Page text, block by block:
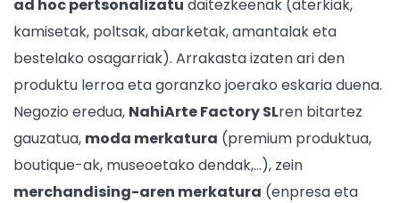
ad hoc pertsonalizatu daitezkeenak (aterkiak,
kamisetak, poltsak, abarketak, amantalak eta
bestelako osagarriak). Arrakasta izaten ari den
produktu lerroa eta goranzko joerako eskaria duena.
Negozio eredua, NahiArte Factory SLren bitartez
gauzatua, moda merkatura (premium produktua,
boutique-ak, museoetako dendak,...), zein
merchandising-aren merkatura (enpresa eta